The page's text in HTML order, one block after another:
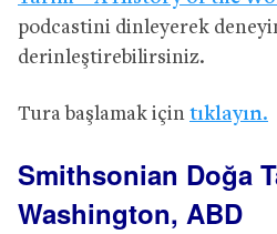
podcastini dinleyerek
derinleştirebilirsiniz.
Tura başlamak için tıklayın.
Smithsonian Doğa
Washington, ABD